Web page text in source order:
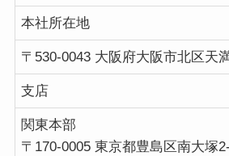
本社所在地
〒530-0043 大阪府大阪市北区天
支店
関東本部
〒170-0005 東京都豊島区南大塚